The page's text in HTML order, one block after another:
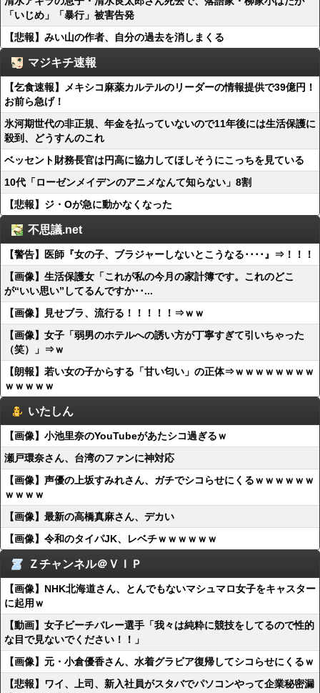
「いじめ」「暴行」被害告発
【悲報】みい山の作者、自分の過去を消しまくる
マジキチ速報
【乞食速報】メキシコ麻薬カルテルのリーダーの情報提供で39億円！
お前ら急げ！
氷河期世代の非正規、年金を払っていないので11年後には生活保護に
殺到、どうすんのこれ
ベッセント財務長官は円高に協力してほしそうにこっちを見ている
10代「ローゼンメイデンのアニメなんて知らない」8割
【悲報】ジ・Oが急に動かなくなった
不思議.net
【警告】医師『女の子、ブラジャーしないとこうなる････』⇒！！！
【画像】生活保護女「これが私の今月の家計簿です。これのどこ
が“いい思い”してるんですか･･...
【画像】見せブラ、流行る！！！！！⇒ｗｗ
【画像】女子「弱男のホテルへの誘い方が丁寧すぎて引いちゃった
（笑）」⇒ｗ
【朗報】若い女の子からする「甘い匂い」の正体⇒ｗｗｗｗｗｗｗｗ
ｗｗｗｗｗ
いたしん
【画像】小池里奈のYouTubeがあたシコ過ぎるｗ
瀬戸環奈さん、台湾のファンに神対応
【画像】声優の上坂すみれさん、ガチでシコらせにくるｗｗｗｗｗｗ
ｗｗｗｗ
【画像】最新の高橋真麻さん、デカい
【画像】令和のタイパJK、レベチｗｗｗｗｗｗ
Ｚチャンネル＠ＶＩＰ
【画像】NHK北海道さん、とんでもないマシュマロ女子をキャスター
に起用ｗ
【動画】女子ビーチバレー選手「我々は純粋に競技をしてるので性的
な目で見ないでください！！」
【画像】元・小倉優香さん、水着グラビア復帰してシコらせにくるｗ
【悲報】ワイ、上司、新入社員がスタバでパソコンやって企業秘密漏